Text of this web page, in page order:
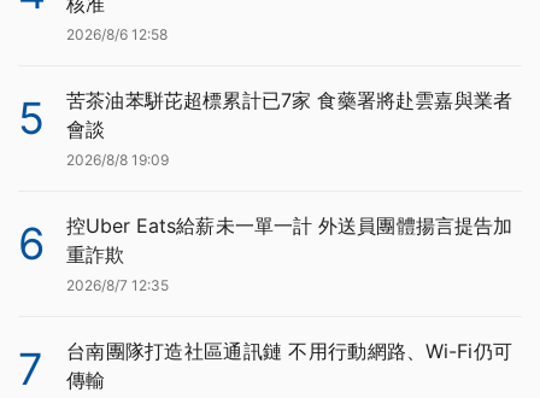
2026/8/6 12:58
5
苦茶油苯駢芘超標累計已7家 食藥署將赴雲嘉與業者
會談
2026/8/8 19:09
6
控Uber Eats給薪未一單一計 外送員團體揚言提告加
重詐欺
2026/8/7 12:35
7
台南團隊打造社區通訊鏈 不用行動網路、Wi-Fi仍可
傳輸